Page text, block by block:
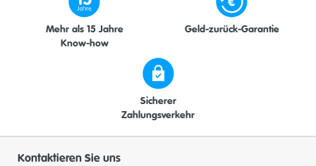
Mehr als 15 Jahre
Know-how
Sicherer
Zahlungsverkehr
Geld-zurück-Garantie
Kontaktieren Sie uns